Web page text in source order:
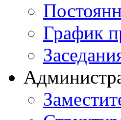
График